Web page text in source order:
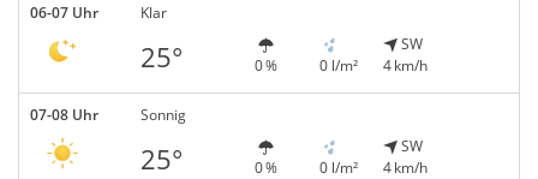
06-07 Uhr Klar
25° 0 % 0 l/m²
SW
4 km/h
07-08 Uhr Sonnig
25° 0 % 0 l/m²
SW
4 km/h